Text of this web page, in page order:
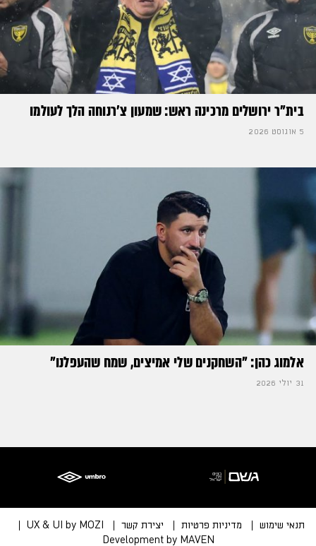
בית"ר ירושלים מרכינה ראש: שמעון צ'רנוחה הלך לעולמו
5 אוגוסט 2026
אלמוג כהן: "השחקנים שלי אמיצים, שמח שהעפלנו"
31 יולי 2026
תנאי שימוש מדיניות פרטיות יצירת קשר
UX & UI by MOZI
Development by MAVEN